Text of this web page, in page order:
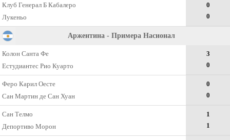
Клуб Генерал Б Кабалеро
Лукеньо
0
0
Аржентина - Примера Насионал
Колон Санта Фе
Естудиантес Рио Куарто
3
0
Феро Карил Оесте
Сан Мартин де Сан Хуан
0
0
Сан Телмо
Депортиво Морон
1
1